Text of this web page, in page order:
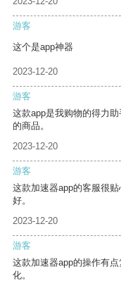
游客
这个是app神器
2023-12-20
游客
这款app是我购物的得力
的商品。
2023-12-20
游客
这款加速器app的客服很
好。
2023-12-20
游客
这款加速器app的操作有
化。